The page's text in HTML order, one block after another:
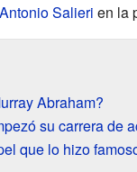
Antonio Salieri en la
Abraham?
su carrera de
que lo hizo